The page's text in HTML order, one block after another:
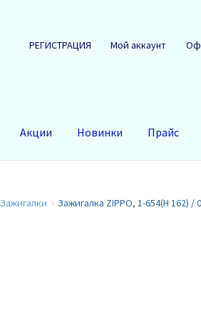
РЕГИСТРАЦИЯ Мой аккаунт
Акции Новинки Прайс
Зажигалки Зажигалка ZIPPO, 1-654(Н 162) /